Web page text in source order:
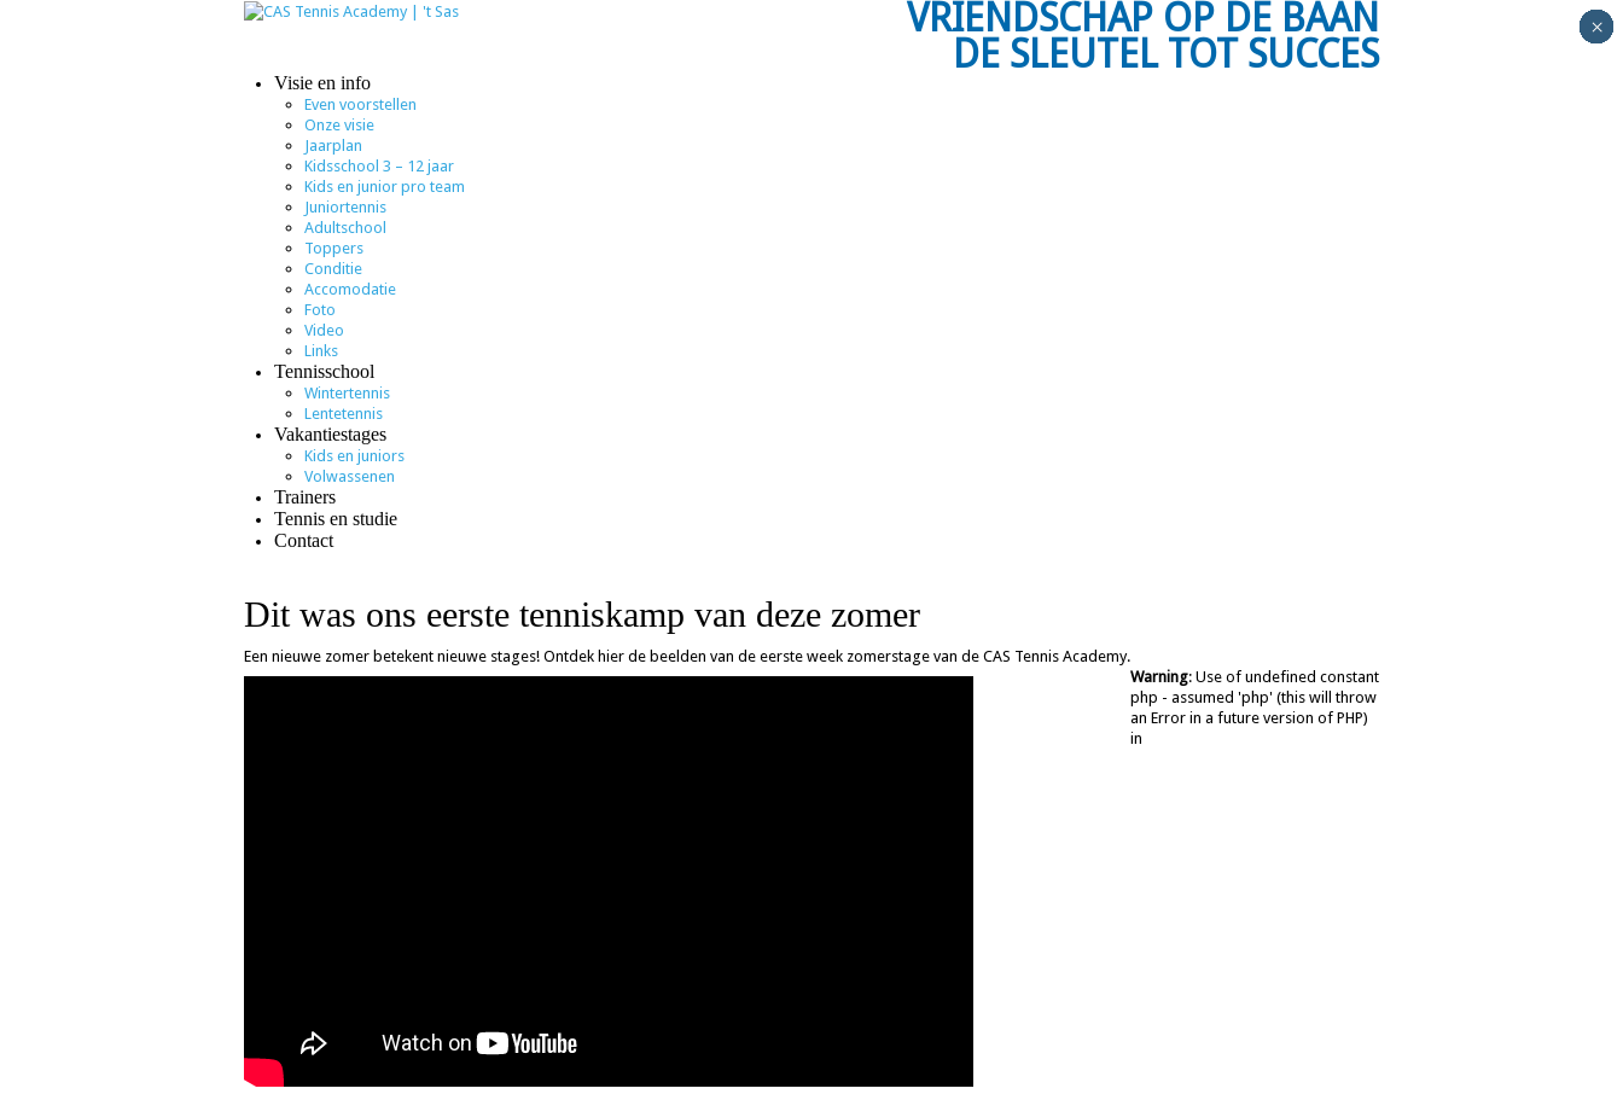
VRIENDSCHAP OP DE BAAN
DE SLEUTEL TOT SUCCES
Visie en info
Even voorstellen
Onze visie
Jaarplan
Kidsschool 3 – 12 jaar
Kids en junior pro team
Juniortennis
Adultschool
Toppers
Conditie
Accomodatie
Foto
Video
Links
Tennisschool
Wintertennis
Lentetennis
Vakantiestages
Kids en juniors
Volwassenen
Trainers
Tennis en studie
Contact
Dit was ons eerste tenniskamp van deze zomer
Een nieuwe zomer betekent nieuwe stages! Ontdek hier de beelden van de eerste week zomerstage van de CAS Tennis Academy.
Warning: Use of undefined constant
php - assumed 'php' (this will throw
an Error in a future version of PHP)
in
×
×
×
×
×
×
×
×
×
×
×
×